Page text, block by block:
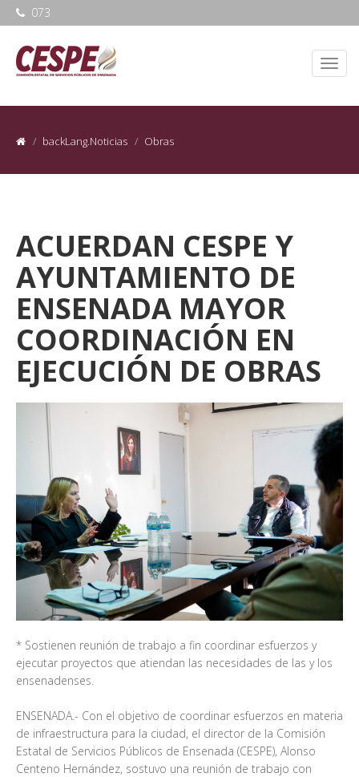
073
backLang.Noticias Obras
ACUERDAN CESPE Y
AYUNTAMIENTO DE
ENSENADA MAYOR
COORDINACIÓN EN
EJECUCIÓN DE OBRAS
* Sostienen reunión de trabajo a fin coordinar esfuerzos y
ejecutar proyectos que atiendan las necesidades de las y los
ensenadenses.
ENSENADA.- Con el objetivo de coordinar esfuerzos en materia
de infraestructura para la ciudad, el director de la Comisión
Estatal de Servicios Públicos de Ensenada (CESPE), Alonso
Centeno Hernández, sostuvo una reunión de trabajo con